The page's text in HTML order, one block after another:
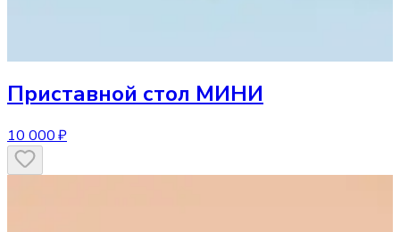
Приставной стол МИНИ
10 000 ₽